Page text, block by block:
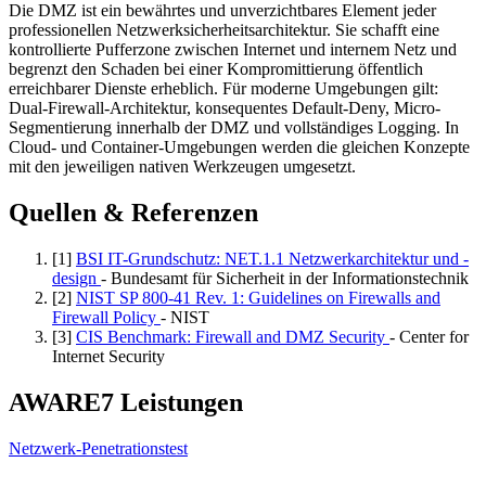
Die DMZ ist ein bewährtes und unverzichtbares Element jeder
professionellen Netzwerksicherheitsarchitektur. Sie schafft eine
kontrollierte Pufferzone zwischen Internet und internem Netz und
begrenzt den Schaden bei einer Kompromittierung öffentlich
erreichbarer Dienste erheblich. Für moderne Umgebungen gilt:
Dual-Firewall-Architektur, konsequentes Default-Deny, Micro-
Segmentierung innerhalb der DMZ und vollständiges Logging. In
Cloud- und Container-Umgebungen werden die gleichen Konzepte
mit den jeweiligen nativen Werkzeugen umgesetzt.
Quellen & Referenzen
[1] BSI IT-Grundschutz: NET.1.1 Netzwerkarchitektur und -
design - Bundesamt für Sicherheit in der Informationstechnik
[2] NIST SP 800-41 Rev. 1: Guidelines on Firewalls and
Firewall Policy - NIST
[3] CIS Benchmark: Firewall and DMZ Security - Center for
Internet Security
AWARE7 Leistungen
Netzwerk-Penetrationstest